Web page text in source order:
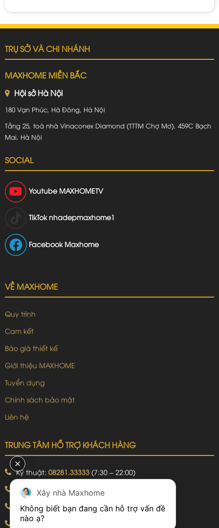
TRỤ SỞ VÀ CHI NHÁNH
MAXHOME MIỀN BẮC
Hội sở Hà Nội
180 Vạn Phúc, Hà Đông, Hà Nội
Tầng 25, toà nhà Vinaconex Diamond (TTTM Chợ Mơ), 459C Bạch
Mai, Hà Nội
SOCIAL
Youtube MAXHOMETV
TikTok nhadepmaxhome1
Facebook Maxhome
VỀ MAXHOME
Quy trình
Cam kết
Báo giá thiết kế
Giới thiệu MAXHOME
Tuyển dụng
Chính sách bảo mật
Liên hệ
TRUNG TÂM HỖ TRỢ KHÁCH HÀNG
Kỹ thuật: 08281.33333 (7:30 – 22:00)
Khiếu nại: 09240.99999 (7:30 – 22:00)
Bảo hành:09240.99999(8:00 – 21:00)
Hotline: 092.774.8888
Xây nhà Maxhome
Không biết bạn đang cần hỗ trợ vấn đề